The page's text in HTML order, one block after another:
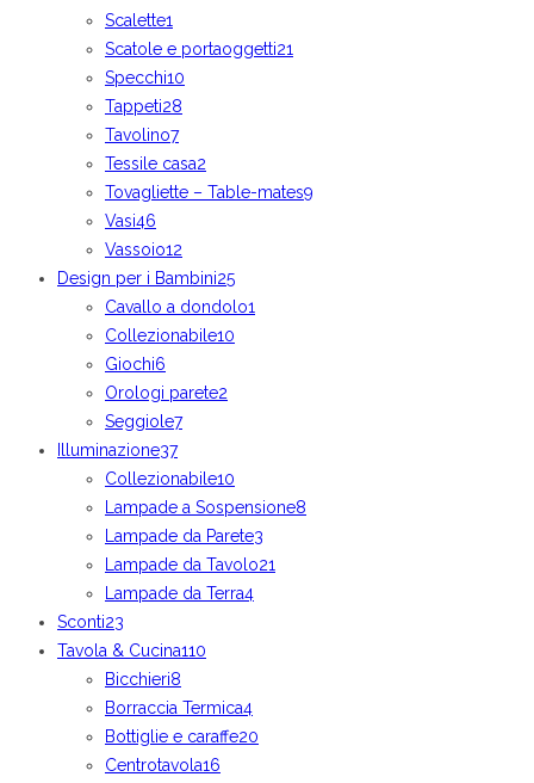
Scalette1
Scatole e portaoggetti21
Specchi10
Tappeti28
Tavolino7
Tessile casa2
Tovagliette – Table-mates9
Vasi46
Vassoio12
Design per i Bambini25
Cavallo a dondolo1
Collezionabile10
Giochi6
Orologi parete2
Seggiole7
Illuminazione37
Collezionabile10
Lampade a Sospensione8
Lampade da Parete3
Lampade da Tavolo21
Lampade da Terra4
Sconti23
Tavola & Cucina110
Bicchieri8
Borraccia Termica4
Bottiglie e caraffe20
Centrotavola16